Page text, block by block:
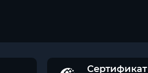
Сертификат